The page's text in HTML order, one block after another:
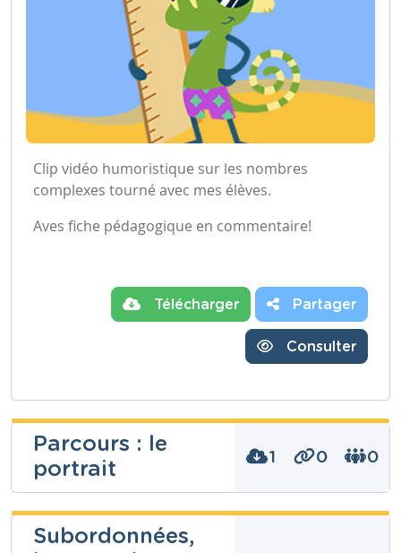
Clip vidéo humoristique sur les nombres
complexes tourné avec mes élèves.
Aves fiche pédagogique en commentaire!
Télécharger Partager
Consulter
Parcours : le
portrait
1 0 0
Subordonnées,